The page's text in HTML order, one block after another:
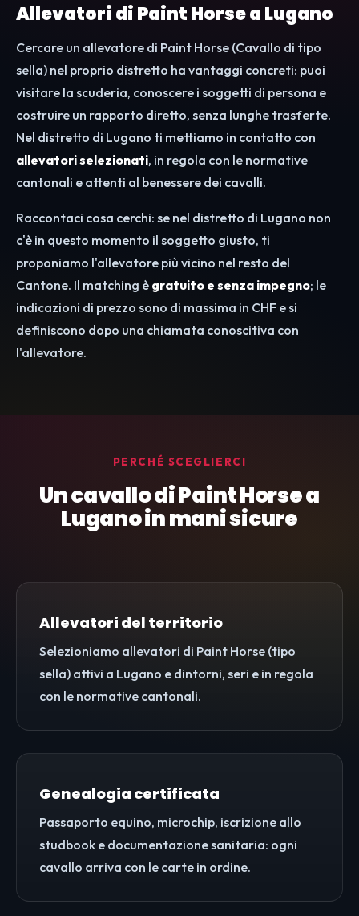
Allevatori di Paint Horse a Lugano
Cercare un allevatore di Paint Horse (Cavallo di tipo
sella) nel proprio distretto ha vantaggi concreti: puoi
visitare la scuderia, conoscere i soggetti di persona e
costruire un rapporto diretto, senza lunghe trasferte.
Nel distretto di Lugano ti mettiamo in contatto con
allevatori selezionati, in regola con le normative
cantonali e attenti al benessere dei cavalli.
Raccontaci cosa cerchi: se nel distretto di Lugano non
c'è in questo momento il soggetto giusto, ti
proponiamo l'allevatore più vicino nel resto del
Cantone. Il matching è gratuito e senza impegno; le
indicazioni di prezzo sono di massima in CHF e si
definiscono dopo una chiamata conoscitiva con
l'allevatore.
PERCHÉ SCEGLIERCI
Un cavallo di Paint Horse a
Lugano in mani sicure
Allevatori del territorio
Selezioniamo allevatori di Paint Horse (tipo
sella) attivi a Lugano e dintorni, seri e in regola
con le normative cantonali.
Genealogia certificata
Passaporto equino, microchip, iscrizione allo
studbook e documentazione sanitaria: ogni
cavallo arriva con le carte in ordine.